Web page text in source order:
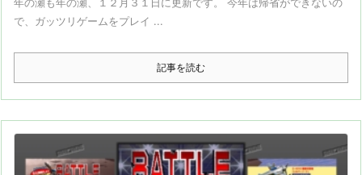
で、ガッツリゲームをプレイ ...
記事を読む